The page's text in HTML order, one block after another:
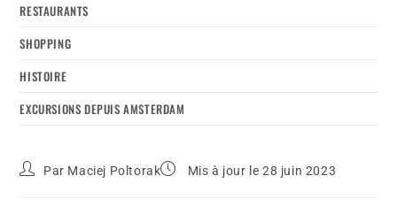
RESTAURANTS
SHOPPING
HISTOIRE
EXCURSIONS DEPUIS AMSTERDAM
Par Maciej Poltorak Mis à jour le 28 juin 2023